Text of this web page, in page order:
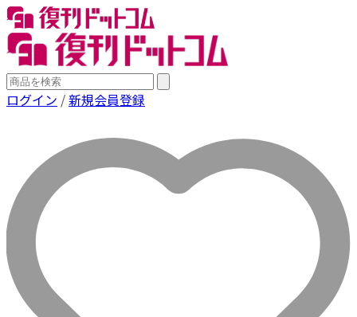
ログイン /新規会員登録